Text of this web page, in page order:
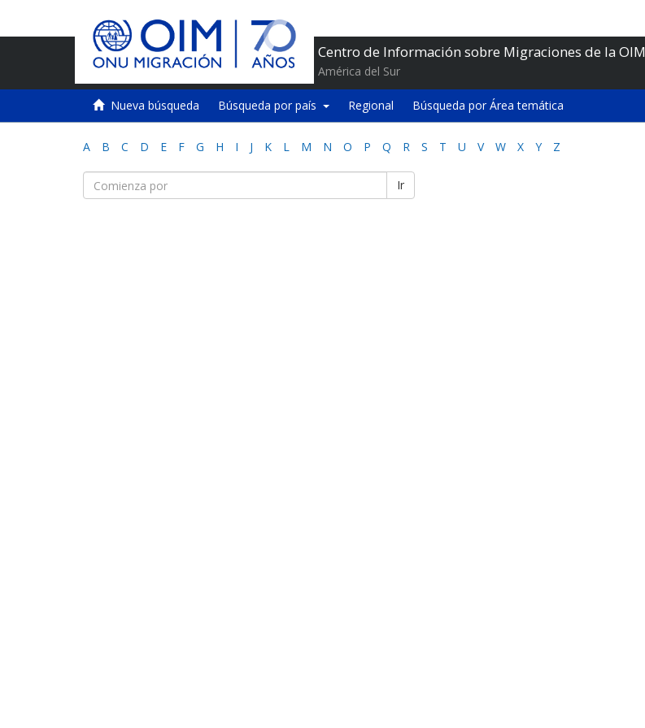
Centro de Información sobre Migraciones de la OIM
América del Sur
Nueva búsqueda Búsqueda por país Regional Búsqueda por Área temática
A B C D E F G H I J K L M N O P Q R S T U V W X Y Z
Ir